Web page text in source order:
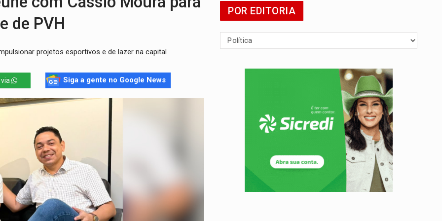
recebeu R$ 12 mi em emendas estão no mesmo endereço
manda tirar vídeo com suposta deepfake do ar em RO
pres. da ABAV-RO, alerta sobre golpes na compra de passagens
de superação de Carlinhos Barbershop
de PVH
projetos esportivos e de lazer na capital
Siga a gente no Google News
POR EDITORIA